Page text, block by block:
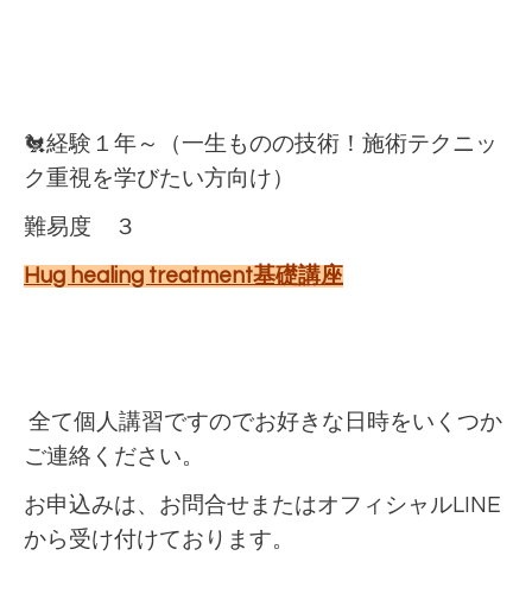
🐔経験１年～（一生ものの技術！施術テクニッ
ク重視を学びたい方向け）
難易度 ３
Hug healing treatment基礎講座
全て個人講習ですのでお好きな日時をいくつか
ご連絡ください。
お申込みは、お問合せまたはオフィシャルLINE
から受け付けております。